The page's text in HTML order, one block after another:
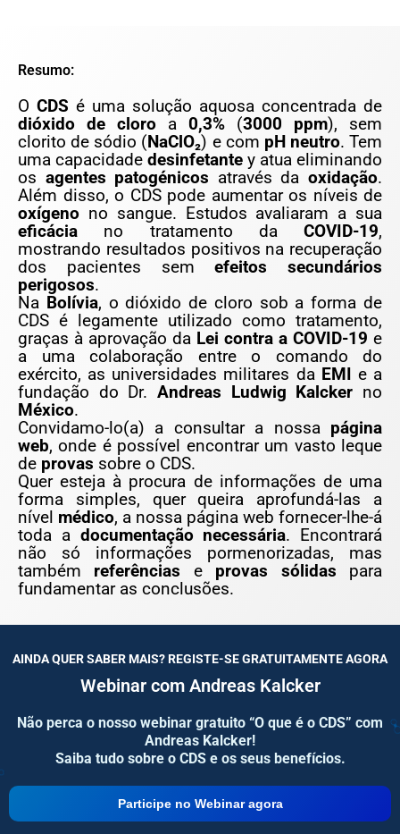
Resumo:
O CDS é uma solução aquosa concentrada de
dióxido de cloro a 0,3% (3000 ppm), sem
clorito de sódio (NaClO₂) e com pH neutro. Tem
uma capacidade desinfetante y atua eliminando
os agentes patogénicos através daoxidação.
Além disso, o CDS pode aumentar os níveis de
oxígeno no sangue. Estudos avaliaram a sua
eficácia no tratamento da COVID-19,
mostrando resultados positivos na recuperação
dos pacientes semefeitos secundários
perigosos.
Na Bolívia, o dióxido de cloro sob a forma de
CDS é legamente utilizado como tratamento,
graças à aprovação da Lei contra a COVID-19 e
a uma colaboração entre o comando do
exército, as universidades militares da EMI e a
fundação do Dr. Andreas Ludwig Kalcker no
México.
Convidamo-lo(a) a consultar a nossa página
web, onde é possível encontrar um vasto leque
de provas sobre o CDS.
Quer esteja à procura de informações de uma
forma simples, quer queira aprofundá-las a
nível médico, a nossa página web fornecer-lhe-á
toda a documentação necessária. Encontrará
não só informações pormenorizadas, mas
também referências e provas sólidas para
fundamentar as conclusões.
AINDA QUER SABER MAIS? REGISTE-SE GRATUITAMENTE AGORA
Webinar com Andreas Kalcker
Não perca o nosso webinar gratuito “O que é o CDS” com
Andreas Kalcker!
Saiba tudo sobre o CDS e os seus benefícios.
Participe no Webinar agora